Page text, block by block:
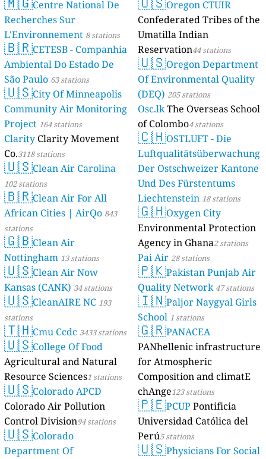
Centre National De
Recherches Sur
L'Environnement 8 stations
🇧🇷CETESB - Companhia
Ambiental Do Estado De
São Paulo 63 stations
🇺🇸City Of Minneapolis
Community Air Monitoring
Project 164 stations
Clarity Clarity Movement
Co.3118 stations
🇺🇸Clean Air Carolina
102 stations
🇧🇷Clean Air For All
African Cities | AirQo 843
stations
🇬🇧Clean Air
Nottingham 13 stations
🇺🇸Clean Air Now
Kansas (CANK) 34 stations
🇺🇸CleanAIRE NC 193
stations
🇹🇭Cmu Ccdc 3433 stations
🇺🇸College Of Food
Agricultural and Natural
Resource Sciences1 stations
🇺🇸Colorado APCD
Colorado Air Pollution
Control Division94 stations
🇺🇸Colorado
Department Of
Oregon CTUIR
Confederated Tribes of the
Umatilla Indian
Reservation44 stations
🇺🇸Oregon Department
Of Environmental Quality
(DEQ) 205 stations
Osc.lkThe Overseas School
of Colombo4 stations
🇨🇭OSTLUFT - Die
Luftqualitätsüberwachung
Der Ostschweizer Kantone
Und Des Fürstentums
Liechtenstein 18 stations
🇬🇭Oxygen City
Environmental Protection
Agency in Ghana2 stations
Pai Air 28 stations
🇵🇰Pakistan Punjab Air
Quality Network 47 stations
🇮🇳Paljor Naygyal Girls
School 1 stations
🇬🇷PANACEA
PANhellenic infrastructure
for Atmospheric
Composition and climatE
chAnge123 stations
🇵🇪PCUP Pontificia
Universidad Católica del
Perú5 stations
🇺🇸Physicians For Social